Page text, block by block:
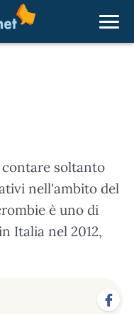
soltanto
nell'ambito del
è uno di
Italia nel 2012,